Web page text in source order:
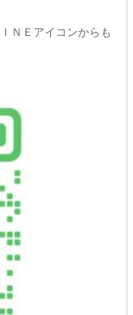
ＮＥアイコンからも